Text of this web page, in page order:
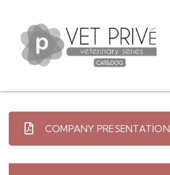
COMPANY PRESENTATION